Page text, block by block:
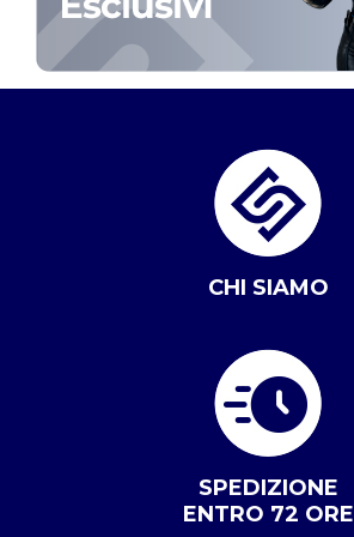
CHI SIAMO
SPEDIZIONE
ENTRO 72 ORE